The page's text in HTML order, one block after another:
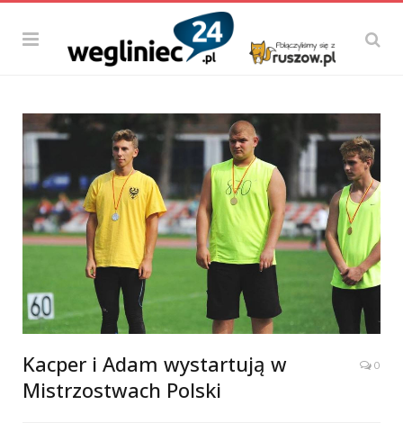
Kacper i Adam wystartują w
Mistrzostwach Polski
0